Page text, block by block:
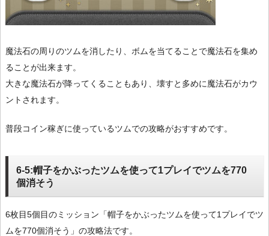
魔法石の周りのツムを消したり、ボムを当てることで魔法石を集め
ることが出来ます。
大きな魔法石が降ってくることもあり、壊すと多めに魔法石がカウ
ントされます。
普段コイン稼ぎに使っているツムでの攻略がおすすめです。
6-5:帽子をかぶったツムを使って1プレイでツムを770
個消そう
6枚目5個目のミッション「帽子をかぶったツムを使って1プレイでツ
ムを770個消そう」の攻略法です。